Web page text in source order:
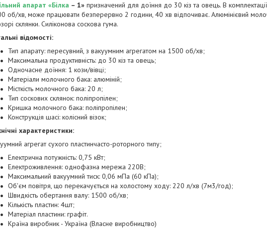
апарат «Білка – 1» призначений для доїння до 30 кіз та овець. В
об/хв, може працювати безперервно 2 години, 40 хв відпочиває. Алюмінієвий
склянки. Силіконова соскова гума.
відомості:
Тип апарату: пересувний, з вакуумним агрегатом на 1500 об/хв;
Максимальна продуктивність: до 30 кіз та овець;
Одночасне доїння: 1 кози/вівці;
Матеріали молочного бака: алюміній;
Місткість молочного бака: 20 л;
Тип соскових склянок: поліпропілен;
Кришка молочного бака: поліпропілен;
Конструкція шасі: колісний візок;
характеристики:
агрегат сухого пластинчасто-роторного типу;
Електрична потужність: 0,75 кВт;
Електроживлення: однофазна мережа 220В;
Максимальний вакуумний тиск: 0,06 мПа (60 кПа);
Об'єм повітря, що перекачується на холостому ходу: 220 л/хв (7м3/год);
Швидкість обертання валу: 1500 об/хв;
Кількість пластин: 4шт;
Матеріал пластини: графіт.
Країна виробник - Україна (Власне виробництво)